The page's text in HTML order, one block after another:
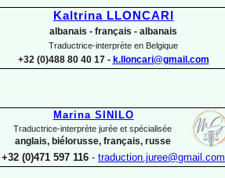
Kaltrina LLONCARI
albanais - français - albanais
Traductrice-interprète en Belgique
+32 (0)488 80 40 17 - k.lloncari@gmail.com
Marina SINILO
Traductrice-interprète jurée et spécialisée
anglais, biélorusse, français, russe
+32 (0)471 597 116 - traduction.juree@gmail.com